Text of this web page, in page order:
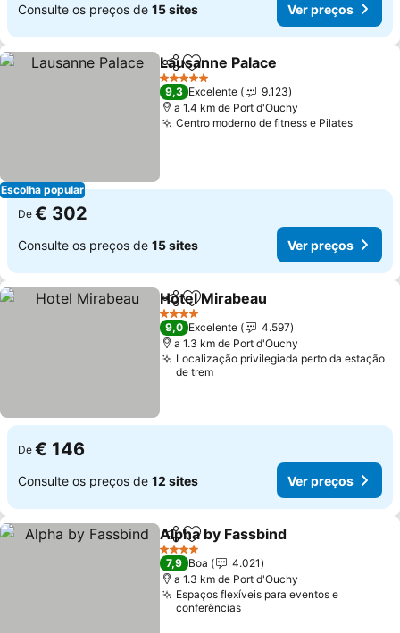
Consulte os preços de 15 sites Ver preços
Escolha popular
PartilharAdicionar aos favoritos
Lausanne Palace
5 Estrelas
9,3 Excelente
9.123
a 1.4 km de Port d'Ouchy
Centro moderno de fitness e PilatesVer
De € 302
Consulte os preços de 15 sites Ver preços
PartilharAdicionar aos favoritos
Hotel Mirabeau
4 Estrelas
9,0 Excelente
4.597
a 1.3 km de Port d'Ouchy
Localização privilegiada perto da estação
de trem
De € 146
Consulte os preços de 12 sites Ver preços
PartilharAdicionar aos favoritos
Alpha by Fassbind
4 Estrelas
7,9 Boa
4.021
a 1.3 km de Port d'Ouchy
Espaços flexíveis para eventos e
conferências